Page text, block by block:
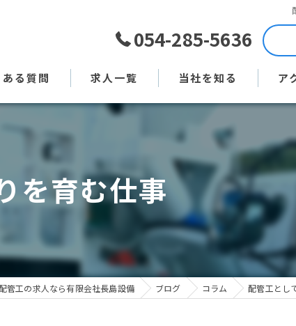
054-285-5636
ある質問 求人一覧 当社を知る
土木作業員
現場監督
直行直帰
ア
を育む仕事
管工の求人なら有限会社長島設備 ブログ コラム 配管工とし